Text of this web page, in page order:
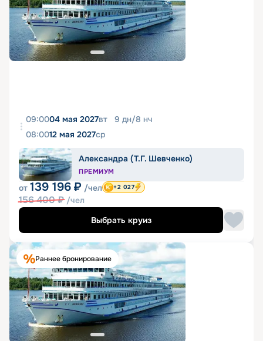
09:0004 мая 2027вт 9 дн/8 нч
08:0012 мая 2027ср
Александра (Т.Г. Шевченко)
ПРЕМИУМ
от 139 196 ₽ /чел
156 400₽ /чел
+2 027
Выбрать круиз
Раннее бронирование